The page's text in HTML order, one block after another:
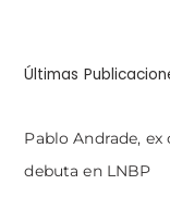
Últimas
Pablo Andrade,
debuta en LNBP